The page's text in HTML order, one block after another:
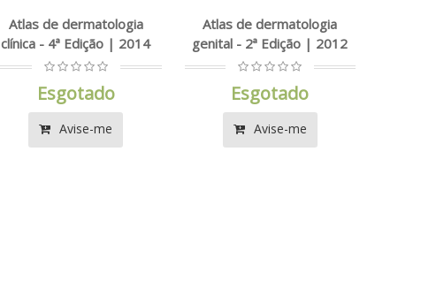
Atlas de dermatologia
clínica - 4ª Edição | 2014
Esgotado
Avise-me
Atlas de dermatologia
genital - 2ª Edição | 2012
Esgotado
Avise-me